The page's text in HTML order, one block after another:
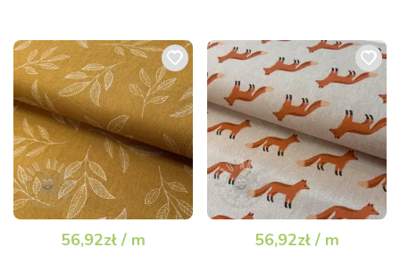
56,92zł / m 56,92zł / m